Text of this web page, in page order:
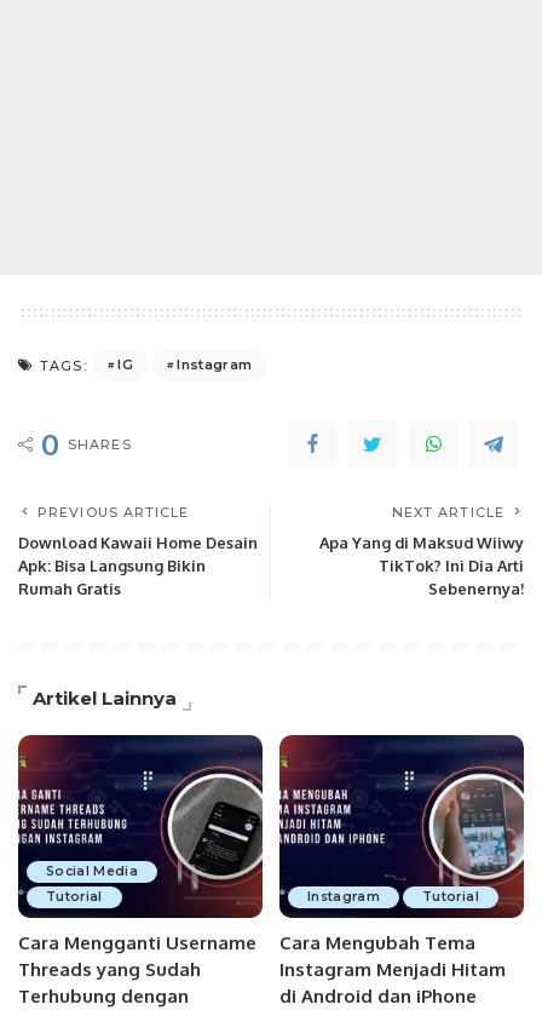
TAGS: IG Instagram
0 SHARES
PREVIOUS ARTICLE
Download Kawaii Home Desain
Apk: Bisa Langsung Bikin
Rumah Gratis
NEXT ARTICLE
Apa Yang di Maksud Wiiwy
TikTok? Ini Dia Arti
Sebenernya!
Artikel Lainnya
Social Media
Tutorial
Cara Mengganti Username
Threads yang Sudah
Terhubung dengan
Instagram Tutorial
Cara Mengubah Tema
Instagram Menjadi Hitam
di Android dan iPhone